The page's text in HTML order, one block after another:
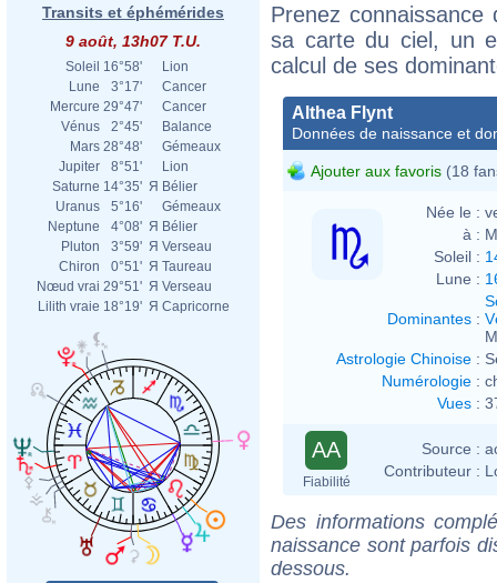
Transits et éphémérides
9 août, 13h07 T.U.
Soleil 16°58'
Lion
Lune
3°17'
Cancer
Mercure 29°47'
Cancer
Vénus
2°45'
Balance
Mars 28°48'
Gémeaux
Jupiter
8°51'
Lion
Saturne 14°35' Я Bélier
Uranus
5°16'
Gémeaux
Neptune
4°08' Я Bélier
Pluton
3°59' Я Verseau
Chiron
0°51' Я Taureau
Nœud vrai 29°51' Я Verseau
Lilith vraie 18°19' Я Capricorne
Prenez
sa carte du ciel, un
calcul de ses
Althea Flynt
Données de naissance et
Ajouter aux favoris (18
Née le :
à :
Soleil :
Lune :
Dominantes :
Astrologie Chinoise :
Numérologie :
Vues :
AA
Fiabilité
Source :
Contributeur :
Des informations
naissance sont parfois
dessous.